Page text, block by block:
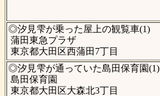
◎汐見雫が乗った屋上の観覧車(1)
蒲田東急プラザ
東京都大田区西蒲田7丁目
◎汐見雫が通っていた島田保育園(1)
島田保育園
東京都大田区大森北3丁目